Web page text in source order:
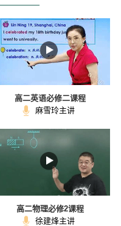
高二英语必修二课程
麻雪玲主讲
高二物理必修2课程
徐建烽主讲